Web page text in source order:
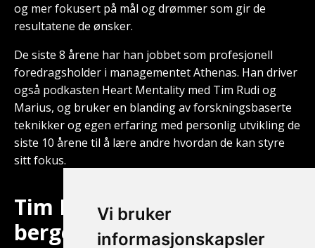
Vi bruker
informasjonskapsler
og mer fokusert på mål og drømmer som gir de
resultatene de ønsker.
De siste 8 årene har han jobbet som profesjonell
foredragsholder i managementet Athenas. Han driver
også podkasten Heart Mentality med Tim Rudi og
Marius, og bruker en blanding av forskningsbaserte
teknikker og egen erfaring med personlig utvikling de
siste 10 årene til å lære andre hvordan de kan styre
sitt fokus.
Tim Rudi Veiteberg (blid
bergenser)